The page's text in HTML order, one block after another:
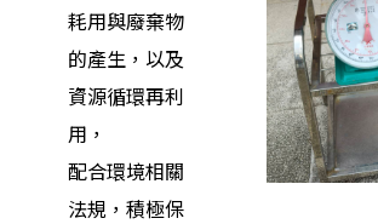
耗用與廢棄物
的產生，以及
資源循環再利
用，
配合環境相關
法規，積極保